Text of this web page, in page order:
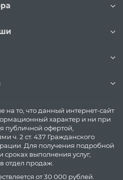
то, что данный интернет-сайт
характер и ни при
публичной офертой,
ч. 2 ст. 437 Гражданского
Для получения подробной
выполнения услуг,
отдел продаж.
от 30 000 рублей.